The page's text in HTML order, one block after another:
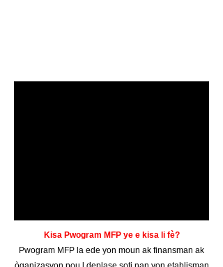
Kisa Pwogram MFP ye e kisa li fè?
Pwogram MFP la ede yon moun ak finansman ak